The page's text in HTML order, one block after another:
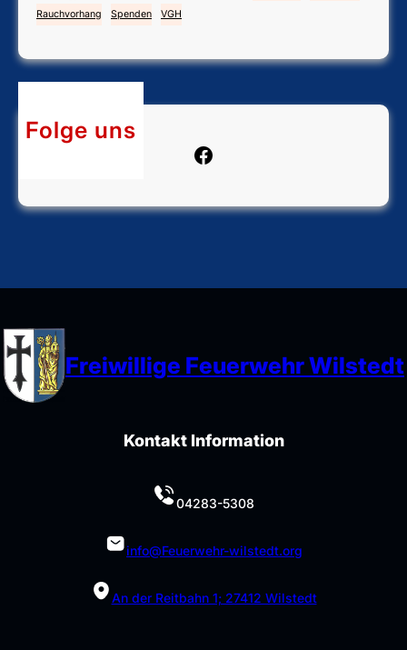
Rauchvorhang Spenden VGH
Folge uns
Facebook
Freiwillige Feuerwehr Wilstedt
Kontakt Information
04283-5308
info@Feuerwehr-wilstedt.org
An der Reitbahn 1; 27412 Wilstedt